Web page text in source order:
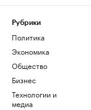
Рубрики
Политика
Экономика
Общество
Бизнес
Технологии и
медиа